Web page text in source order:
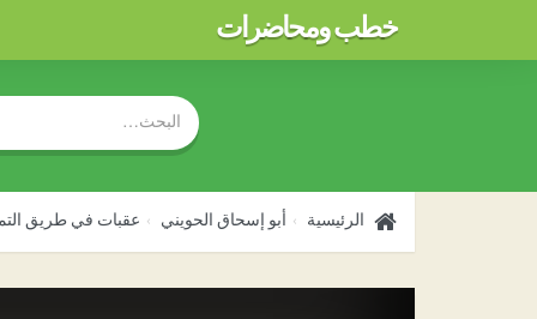
خطب ومحاضرات
الرئيسية أبو إسحاق الحويني عقبات في طريق